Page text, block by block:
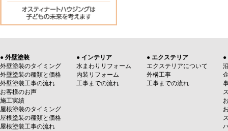
● 外壁塗装
外壁塗装のタイミング
外壁塗装の種類と価格
外壁塗装工事の流れ
お客様のお声
施工実績
屋根塗装のタイミング
屋根塗装の種類と価格
屋根塗装工事の流れ
● インテリア
水まわりリフォーム
内装リフォーム
工事までの流れ
● エクステリア
エクステリアについて
外構工事
工事までの流れ
●